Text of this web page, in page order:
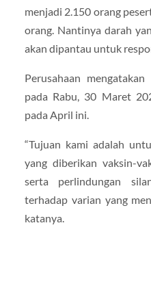
menjadi 2.150 orang
orang. Nantinya darah
akan dipantau untuk
Perusahaan
pada Rabu, 30 Maret
pada April ini.
“Tujuan kami adalah
yang diberikan vaksin-
serta perlindungan
terhadap varian yang
katanya.